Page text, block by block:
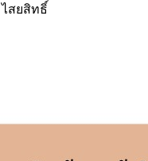
สยสิทธิ์